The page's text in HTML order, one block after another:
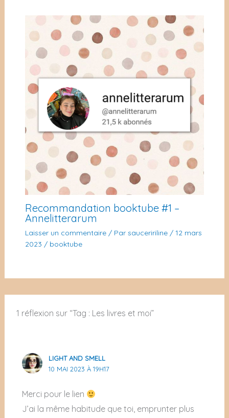
Recommandation booktube #1 –
Annelitterarum
Laisser un commentaire / Par sauceririline / 12 mars
2023 / booktube
1 réflexion sur “Tag : Les livres et moi”
LIGHT AND SMELL
10 MAI 2023 À 19H17
Merci pour le lien
J’ai la même habitude que toi, emprunter plus